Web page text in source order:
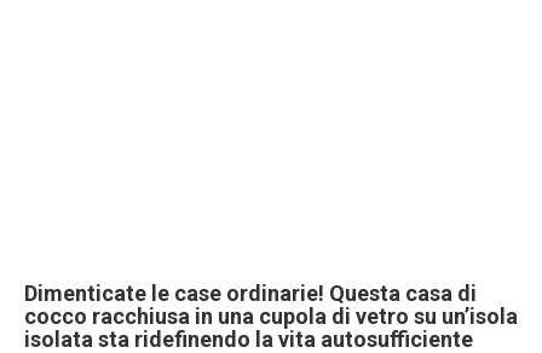
Dimenticate le case ordinarie! Questa casa di
cocco racchiusa in una cupola di vetro su un’isola
isolata sta ridefinendo la vita autosufficiente